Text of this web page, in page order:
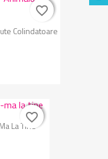
Colindatoare
favorite_border
favorite_border
La Tine
favorite_border
favorite_border